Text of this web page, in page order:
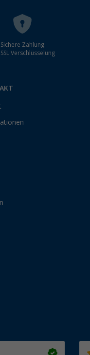
Sichere Zahlung
Verschlüsselung